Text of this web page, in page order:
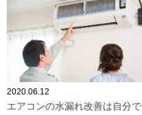
2020.06.12
エアコンの水漏れ改善は自分で